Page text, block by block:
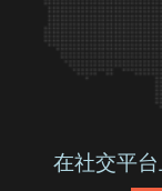
在社交平